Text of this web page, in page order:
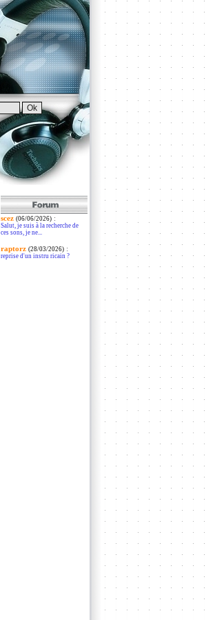
scez (06/06/2026):
Salut, je suis à la recherche de
ces sons, je ne...
raptorz (28/03/2026):
reprise d'un instru ricain ?